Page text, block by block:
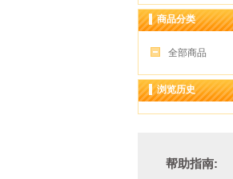
商品分类
全部商品
浏览历史
帮助指南: